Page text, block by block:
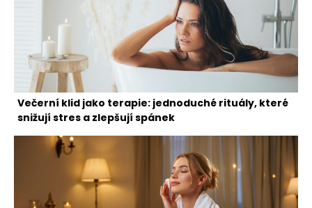
Večerní klid jako terapie: jednoduché rituály, které
snižují stres a zlepšují spánek